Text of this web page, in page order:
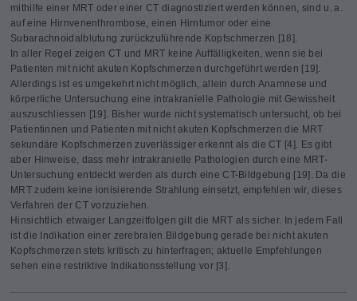
mithilfe einer MRT oder einer CT diagnostiziert werden können, sind u. a.
auf eine Hirnvenenthrombose, einen Hirntumor oder eine
Subarachnoidalblutung zurückzuführende Kopfschmerzen [18].
In aller Regel zeigen CT und MRT keine Auffälligkeiten, wenn sie bei
Patienten mit nicht akuten Kopfschmerzen durchgeführt werden [19].
Allerdings ist es umgekehrt nicht möglich, allein durch Anamnese und
körperliche Untersuchung eine intrakranielle Pathologie mit Gewissheit
auszuschliessen [19]. Bisher wurde nicht systematisch untersucht, ob bei
Patientinnen und Patienten mit nicht akuten Kopfschmerzen die MRT
sekundäre Kopfschmerzen zuverlässiger erkennt als die CT [4]. Es gibt
aber Hinweise, dass mehr intrakranielle Pathologien durch eine MRT-
Untersuchung entdeckt werden als durch eine CT-Bildgebung [19]. Da die
MRT zudem keine ionisierende Strahlung einsetzt, empfehlen wir, dieses
Verfahren der CT vorzuziehen.
Hinsichtlich etwaiger Langzeitfolgen gilt die MRT als sicher. In jedem Fall
ist die Indikation einer zerebralen Bildgebung gerade bei nicht akuten
Kopfschmerzen stets kritisch zu hinterfragen; aktuelle Empfehlungen
sehen eine restriktive Indikationsstellung vor [3].